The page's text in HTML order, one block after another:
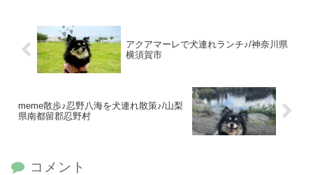
アクアマーレで犬連れランチ♪/神奈川県
横須賀市
meme散歩♪忍野八海を犬連れ散策♪/山梨
県南都留郡忍野村
コメント